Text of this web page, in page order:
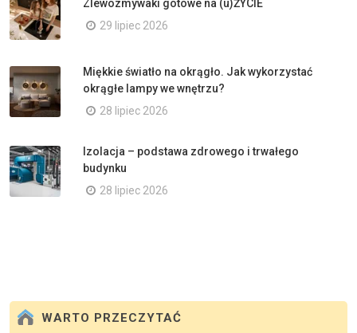
Zlewozmywaki gotowe na (u)ŻYCIE
29 lipiec 2026
Miękkie światło na okrągło. Jak wykorzystać
okrągłe lampy we wnętrzu?
28 lipiec 2026
Izolacja – podstawa zdrowego i trwałego
budynku
28 lipiec 2026
WARTO PRZECZYTAĆ